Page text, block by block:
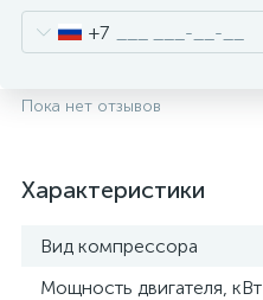
+7
Пока нет отзывов
Характеристики
Вид компрессора
Мощность двигателя, кВт